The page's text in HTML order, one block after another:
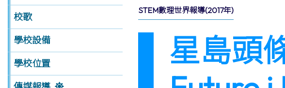
校歌
學校設備
學校位置
STEM數理世界報導(2017年)
星島頭